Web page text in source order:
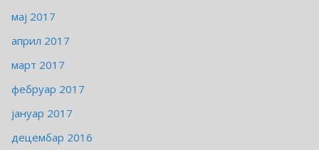
мај 2017
април 2017
март 2017
фебруар 2017
јануар 2017
децембар 2016